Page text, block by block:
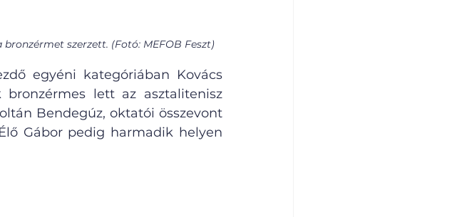
szerzett. (Fotó: MEFOB Feszt)
egyéni kategóriában Kovács
lett az asztalitenisz
Bendegúz, oktatói összevont
Gábor pedig harmadik helyen